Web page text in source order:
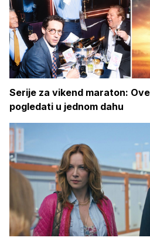
Serije za vikend maraton:
pogledati u jednom dahu